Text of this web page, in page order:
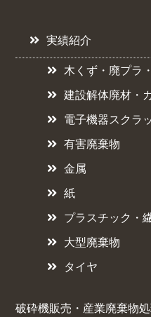
実績紹介
木くず・廃プラ
建設解体廃材・
電子機器スクラ
有害廃棄物
金属
紙
プラスチック・
大型廃棄物
タイヤ
破砕機販売・産業廃棄物